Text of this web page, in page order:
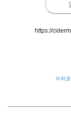
https://
저작